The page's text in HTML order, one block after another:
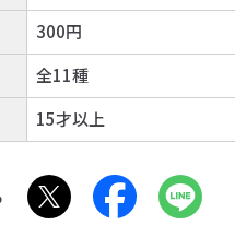
300円
全11種
15才以上